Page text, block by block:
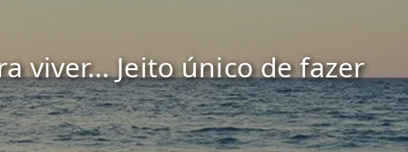
viver... Jeito único de fazer